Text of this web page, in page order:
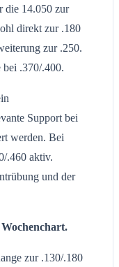
die 14.050 zur
direkt zur .180
zur .250.
bei .370/.400.
Support bei
werden. Bei
.460 aktiv.
und der
zur .130/.180